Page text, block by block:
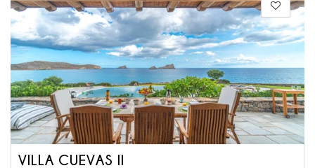
VILLA CUEVAS II